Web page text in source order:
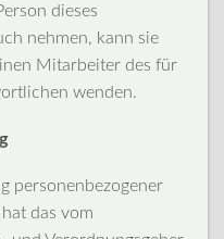
dieses
nehmen, kann sie
Mitarbeiter des für
wenden.
personenbezogener
das vom